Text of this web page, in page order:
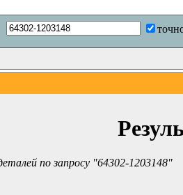
по запросу "64302-1203148"